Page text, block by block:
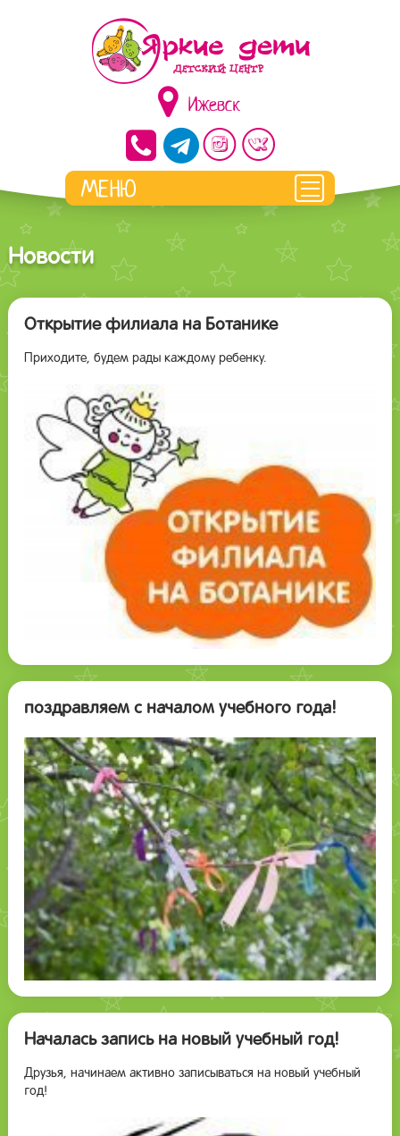
Ижевск
Новости
Открытие филиала на Ботанике
Приходите, будем рады каждому ребенку.
поздравляем с началом учебного года!
Началась запись на новый учебный год!
Друзья, начинаем активно записываться на новый учебный
год!